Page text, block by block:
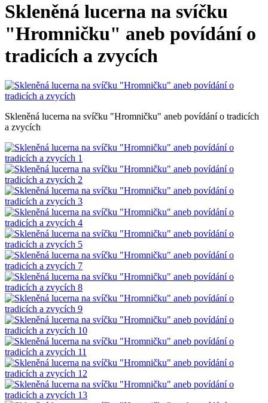
Skleněná lucerna na svíčku
"Hromničku" aneb povídání o
tradicích a zvycích
Skleněná lucerna na svíčku "Hromničku" aneb povídání o tradicích
a zvycích